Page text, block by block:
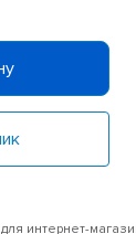
интернет-